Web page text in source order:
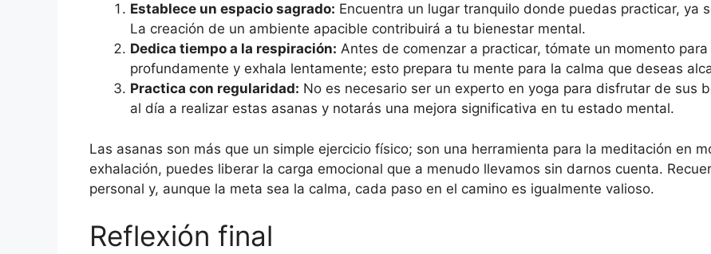
Establece un espacio sagrado: Encuentra un lugar tranquilo donde puedas practicar, ya
La creación de un ambiente apacible contribuirá a tu bienestar mental.
Dedica tiempo a la respiración: Antes de comenzar a practicar, tómate un momento
profundamente y exhala lentamente; esto prepara tu mente para la calma que deseas
Practica con regularidad: No es necesario ser un experto en yoga para disfrutar de sus
al día a realizar estas asanas y notarás una mejora significativa en tu estado mental.
Las asanas son más que un simple ejercicio físico; son una herramienta para la meditación en
exhalación, puedes liberar la carga emocional que a menudo llevamos sin darnos cuenta.
personal y, aunque la meta sea la calma, cada paso en el camino es igualmente valioso.
Reflexión final